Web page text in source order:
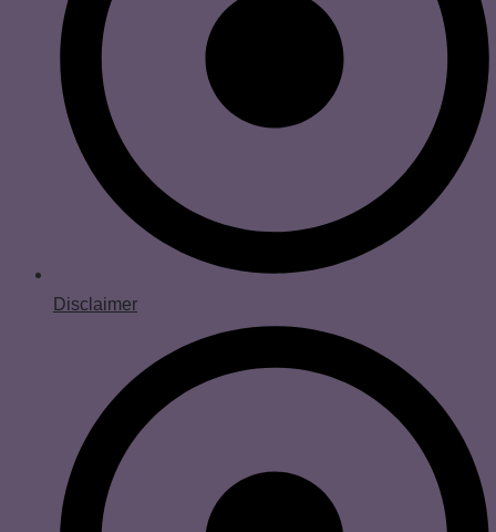
Disclaimer